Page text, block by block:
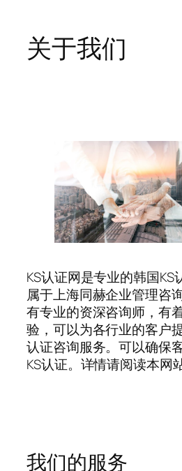
关于我们
KS认证网是专业的韩国
属于上海同赫企业管理咨
有专业的资深咨询师，有
验，可以为各行业的客户
认证咨询服务。可以确保
KS认证。详情请阅读本网
我们的服务